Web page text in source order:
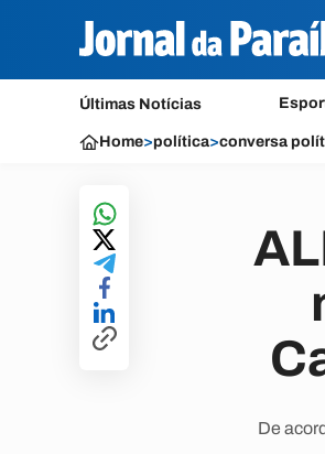
Últimas Notícias
Home>política>conversa
De